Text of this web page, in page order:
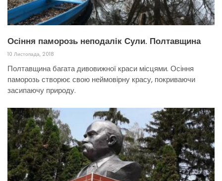
Осіння паморозь неподалік Сули. Полтавщина
10 Листопада, 2018
Полтавщина багата дивовижної краси місцями. Осіння
паморозь створює свою неймовірну красу, покриваючи
засипаючу природу.